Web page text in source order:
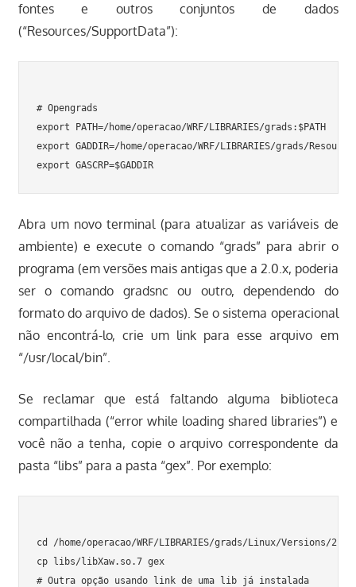
fontes e outros conjuntos de dados
(“Resources/SupportData”):
# Opengrads
export PATH=/home/operacao/WRF/LIBRARIES/grads:$PATH
export GADDIR=/home/operacao/WRF/LIBRARIES/grads/
Abra um novo terminal (para atualizar as variáveis de
ambiente) e execute o comando “grads” para abrir o
programa (em versões mais antigas que a 2.0.x, poderia
ser o comando gradsnc ou outro, dependendo do
formato do arquivo de dados). Se o sistema operacional
não encontrá-lo, crie um link para esse arquivo em
“/usr/local/bin”.
Se reclamar que está faltando alguma biblioteca
compartilhada (“error while loading shared libraries”) e
você não a tenha, copie o arquivo correspondente da
pasta “libs” para a pasta “gex”. Por exemplo:
cd /home/operacao/WRF/LIBRARIES/grads/Linux/Versions/
cp libs/libXaw.so.7 gex
# Outra opção usando link de uma lib já instalada